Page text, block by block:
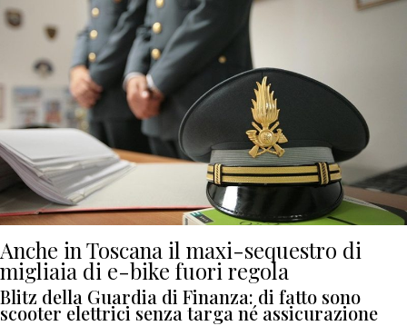
Anche in Toscana il maxi-sequestro di
migliaia di e-bike fuori regola
Blitz della Guardia di Finanza: di fatto sono
scooter elettrici senza targa né assicurazione